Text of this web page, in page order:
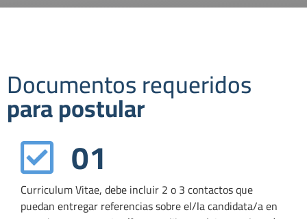
Documentos requeridos
para postular
01
Curriculum Vitae, debe incluir 2 o 3 contactos que
puedan entregar referencias sobre el/la candidata/a en